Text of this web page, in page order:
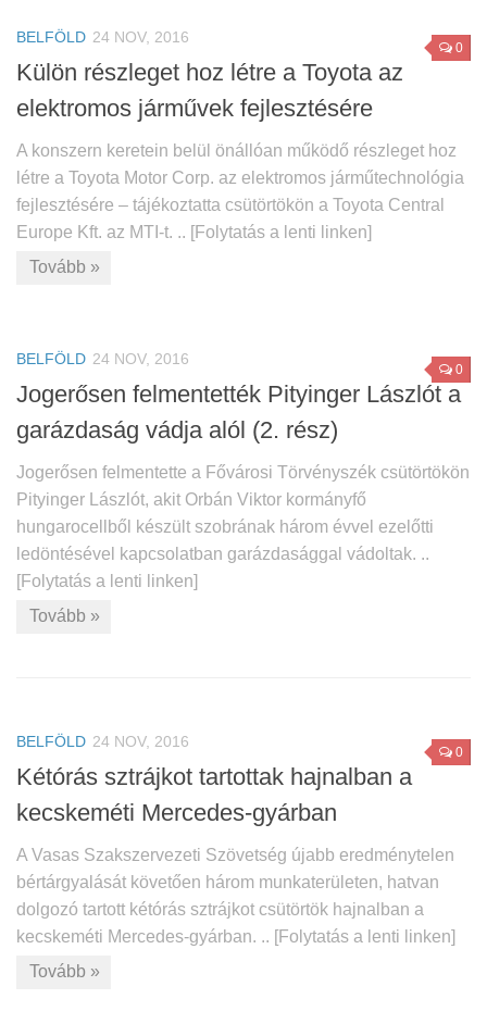
0
BELFÖLD 24 NOV, 2016
Külön részleget hoz létre a Toyota az
elektromos járművek fejlesztésére
A konszern keretein belül önállóan működő részleget hoz
létre a Toyota Motor Corp. az elektromos járműtechnológia
fejlesztésére – tájékoztatta csütörtökön a Toyota Central
Europe Kft. az MTI-t. .. [Folytatás a lenti linken]
Tovább »
0
BELFÖLD 24 NOV, 2016
Jogerősen felmentették Pityinger Lászlót a
garázdaság vádja alól (2. rész)
Jogerősen felmentette a Fővárosi Törvényszék csütörtökön
Pityinger Lászlót, akit Orbán Viktor kormányfő
hungarocellből készült szobrának három évvel ezelőtti
ledöntésével kapcsolatban garázdasággal vádoltak. ..
[Folytatás a lenti linken]
Tovább »
0
BELFÖLD 24 NOV, 2016
Kétórás sztrájkot tartottak hajnalban a
kecskeméti Mercedes-gyárban
A Vasas Szakszervezeti Szövetség újabb eredménytelen
bértárgyalását követően három munkaterületen, hatvan
dolgozó tartott kétórás sztrájkot csütörtök hajnalban a
kecskeméti Mercedes-gyárban. .. [Folytatás a lenti linken]
Tovább »